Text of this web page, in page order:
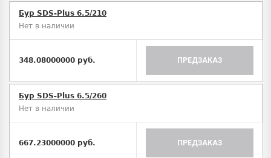
Бур SDS-Plus 6.5/210
Нет в наличии
348.08000000 руб. ПРЕДЗАКАЗ
Бур SDS-Plus 6.5/260
Нет в наличии
667.23000000 руб. ПРЕДЗАКАЗ